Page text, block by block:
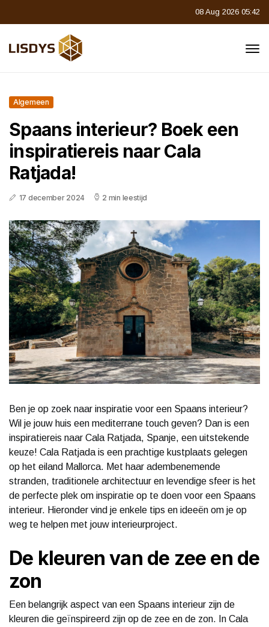
08 Aug 2026 05:42
Algemeen
Spaans interieur? Boek een
inspiratiereis naar Cala
Ratjada!
17 december 2024 2 min leestijd
Ben je op zoek naar inspiratie voor een Spaans interieur?
Wil je jouw huis een mediterrane touch geven? Dan is een
inspiratiereis naar Cala Ratjada, Spanje, een uitstekende
keuze! Cala Ratjada is een prachtige kustplaats gelegen
op het eiland Mallorca. Met haar adembenemende
stranden, traditionele architectuur en levendige sfeer is het
de perfecte plek om inspiratie op te doen voor een Spaans
interieur. Hieronder vind je enkele tips en ideeën om je op
weg te helpen met jouw interieurproject.
De kleuren van de zee en de
zon
Een belangrijk aspect van een Spaans interieur zijn de
kleuren die geïnspireerd zijn op de zee en de zon. In Cala